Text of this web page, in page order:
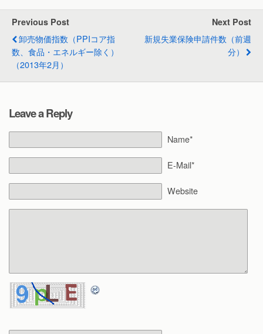
Previous Post
卸売物価指数（PPIコア指
数、食品・エネルギー除く）
（2013年2月）
Next Post
新規失業保険申請件数（前週
分）
Leave a Reply
Name*
E-Mail*
Website